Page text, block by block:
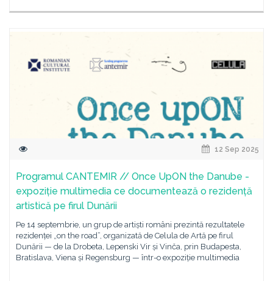
12 Sep 2025
Programul CANTEMIR // Once UpON the Danube -
expoziție multimedia ce documentează o rezidență
artistică pe firul Dunării
Pe 14 septembrie, un grup de artiști români prezintă rezultatele
rezidenței „on the road”, organizată de Celula de Artă pe firul
Dunării — de la Drobeta, Lepenski Vir și Vinča, prin Budapesta,
Bratislava, Viena și Regensburg — într-o expoziție multimedia